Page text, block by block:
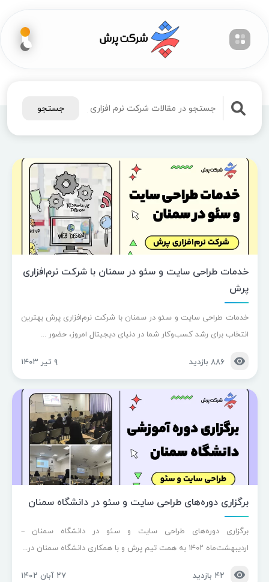
جستجو
خدمات طراحی سایت و سئو در سمنان با شرکت نرم‌افزاری
پرش
خدمات طراحی سایت و سئو در سمنان با شرکت نرم‌افزاری پرش بهترین
انتخاب برای رشد کسب‌وکار شما در دنیای دیجیتال امروز، حضور ...
۸۸۶ بازدید ۹ تیر ۱۴۰۳
برگزاری دوره‌های طراحی سایت و سئو در دانشگاه سمنان
برگزاری دوره‌های طراحی سایت و سئو در دانشگاه سمنان –
اردیبهشت‌ماه ۱۴۰۲ به همت تیم پرش و با همکاری دانشگاه سمنان در...
۴۲ بازدید ۲۷ آبان ۱۴۰۲